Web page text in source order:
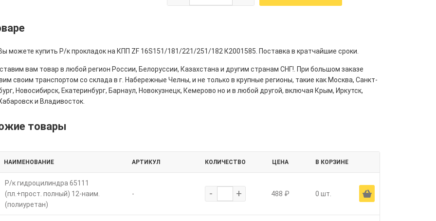
можете купить Р/к прокладок на КПП ZF 16S151/181/221/251/182 К2001585. Поставка в кратчайшие сроки.
вам товар в любой регион России, Белоруссии, Казахстана и другим странам СНГ!. При большом заказе
своим транспортом со склада в г. Набережные Челны, и не только в крупные регионы, такие как Москва, Санкт-
Новосибирск, Екатеринбург, Барнаул, Новокузнецк, Кемерово но и в любой другой, включая Крым, Иркутск,
и Владивосток.
товары
НАИМЕНОВАНИЕ АРТИКУЛ КОЛИЧЕСТВО ЦЕНА В КОРЗИНЕ
Р/к гидроцилиндра 65111
(пл.+прост. полный) 12-наим.
(полиуретан)
- - + 488 ₽ 0 шт. Ä